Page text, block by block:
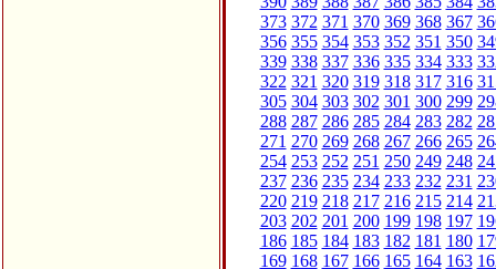
373 372 371 370 369 368 367
356 355 354 353 352 351 350
339 338 337 336 335 334 333
322 321 320 319 318 317 316
305 304 303 302 301 300 299
288 287 286 285 284 283 282
271 270 269 268 267 266 265
254 253 252 251 250 249 248
237 236 235 234 233 232 231
220 219 218 217 216 215 214
203 202 201 200 199 198 197
186 185 184 183 182 181 180
169 168 167 166 165 164 163